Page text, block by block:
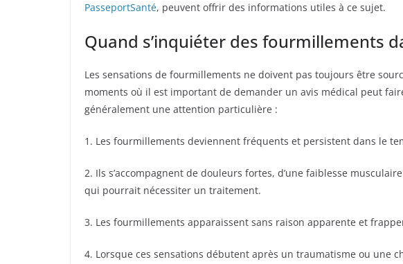
PasseportSanté, peuvent offrir des informations utiles à ce sujet.
Quand s’inquiéter des fourmillements
Les sensations de fourmillements ne doivent pas toujours être
moments où il est important de demander un avis médical peut
généralement une attention particulière :
1. Les fourmillements deviennent fréquents et persistent dans le
2. Ils s’accompagnent de douleurs fortes, d’une faiblesse
qui pourrait nécessiter un traitement.
3. Les fourmillements apparaissent sans raison apparente et
4. Lorsque ces sensations débutent après un traumatisme ou une